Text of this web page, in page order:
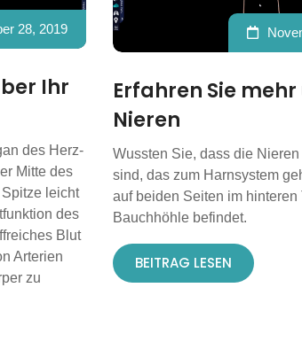
28, 2019
Ihr
des Herz-
Mitte des
leicht
des
Blut
Arterien
zu
Erfahren Sie
Nieren
Wussten Sie, dass die
sind, das zum Harnsystem
auf beiden Seiten im hinteren
Bauchhöhle befindet.
BEITRAG LESEN